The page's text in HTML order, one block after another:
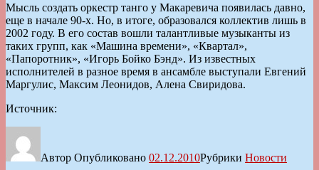
Мысль создать оркестр танго у Макаревича появилась давно,
еще в начале 90-х. Но, в итоге, образовался коллектив лишь в
2002 году. В его состав вошли талантливые музыканты из
таких групп, как «Машина времени», «Квартал»,
«Папоротник», «Игорь Бойко Бэнд». Из известных
исполнителей в разное время в ансамбле выступали Евгений
Маргулис, Максим Леонидов, Алена Свиридова.
Источник:
Автор Опубликовано 02.12.2010Рубрики Новости